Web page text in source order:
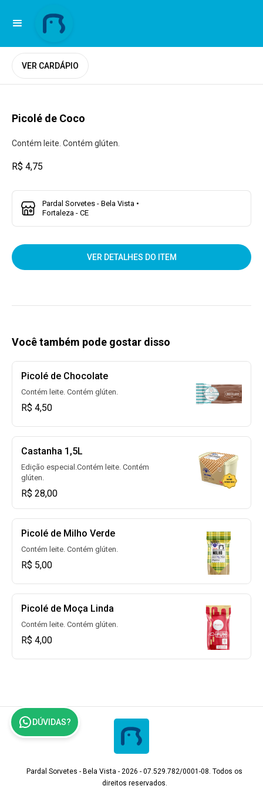
VER CARDÁPIO
Picolé de Coco
Contém leite. Contém glúten.
R$ 4,75
Pardal Sorvetes - Bela Vista •
Fortaleza - CE
VER DETALHES DO ITEM
Você também pode gostar disso
Picolé de Chocolate
Contém leite. Contém glúten.
R$ 4,50
Castanha 1,5L
Edição especial.Contém leite. Contém
glúten.
R$ 28,00
Picolé de Milho Verde
Contém leite. Contém glúten.
R$ 5,00
Picolé de Moça Linda
Contém leite. Contém glúten.
R$ 4,00
DÚVIDAS?
Pardal Sorvetes - Bela Vista - 2026 - 07.529.782/0001-08. Todos os
direitos reservados.